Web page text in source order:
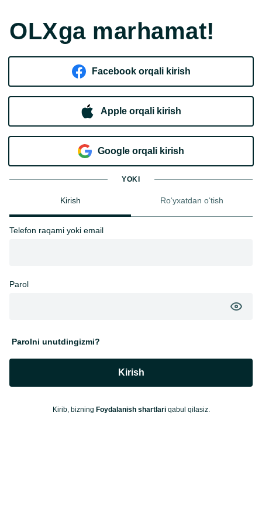
OLXga marhamat!
Facebook orqali kirish​
Apple orqali kirish
Goo​g​le orqali kirish
YOKI
Kirish Ro‘yxatdan o‘tish
Telefon raqami yoki email
Parol
Parolni unutdingizmi?
Kirish
Kirib, bizning Foydalanish shartlariqabul qilasiz.